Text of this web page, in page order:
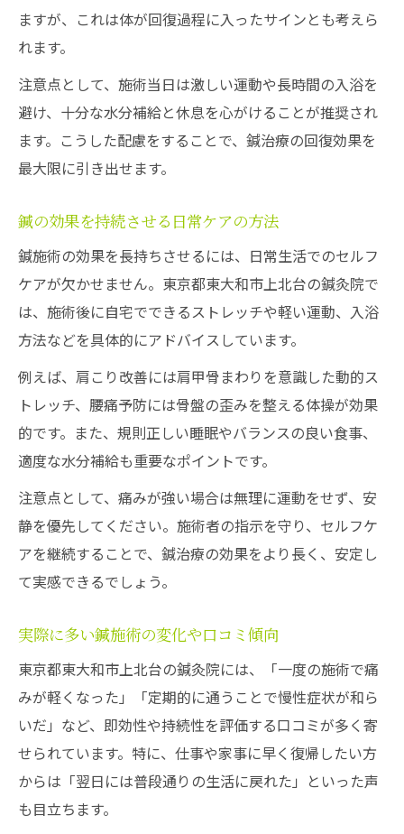
ますが、これは体が回復過程に入ったサインとも考えら
れます。
注意点として、施術当日は激しい運動や長時間の入浴を
避け、十分な水分補給と休息を心がけることが推奨され
ます。こうした配慮をすることで、鍼治療の回復効果を
最大限に引き出せます。
鍼の効果を持続させる日常ケアの方法
鍼施術の効果を長持ちさせるには、日常生活でのセルフ
ケアが欠かせません。東京都東大和市上北台の鍼灸院で
は、施術後に自宅でできるストレッチや軽い運動、入浴
方法などを具体的にアドバイスしています。
例えば、肩こり改善には肩甲骨まわりを意識した動的ス
トレッチ、腰痛予防には骨盤の歪みを整える体操が効果
的です。また、規則正しい睡眠やバランスの良い食事、
適度な水分補給も重要なポイントです。
注意点として、痛みが強い場合は無理に運動をせず、安
静を優先してください。施術者の指示を守り、セルフケ
アを継続することで、鍼治療の効果をより長く、安定し
て実感できるでしょう。
実際に多い鍼施術の変化や口コミ傾向
東京都東大和市上北台の鍼灸院には、「一度の施術で痛
みが軽くなった」「定期的に通うことで慢性症状が和ら
いだ」など、即効性や持続性を評価する口コミが多く寄
せられています。特に、仕事や家事に早く復帰したい方
からは「翌日には普段通りの生活に戻れた」といった声
も目立ちます。